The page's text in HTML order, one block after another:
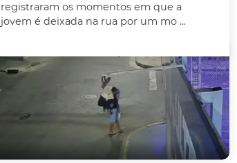
registraram os momentos em que a
jovem é deixada na rua por um mo ...